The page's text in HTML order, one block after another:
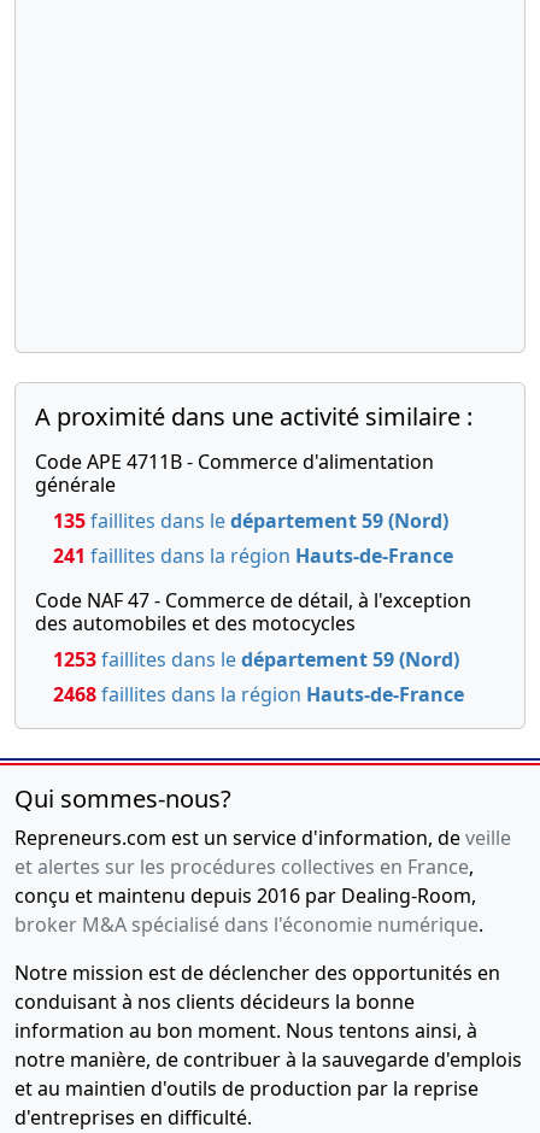
A proximité dans une activité similaire :
Code APE 4711B - Commerce d'alimentation
générale
135faillites dans ledépartement 59 (Nord)
241 faillites dans la région Hauts-de-France
Code NAF 47 - Commerce de détail, à l'exception
des automobiles et des motocycles
1253faillites dans ledépartement 59 (Nord)
2468faillites dans la région Hauts-de-France
Qui sommes-nous?
Repreneurs.com est un service d'information, deveille
et alertes sur les procédures collectives en France,
conçu et maintenu depuis 2016 par Dealing-Room,
broker M&A spécialisé dans l'économie numérique.
Notre mission est de déclencher des opportunités en
conduisant à nos clients décideurs la bonne
information au bon moment. Nous tentons ainsi, à
notre manière, de contribuer à la sauvegarde d'emplois
et au maintien d'outils de production par la reprise
d'entreprises en difficulté.